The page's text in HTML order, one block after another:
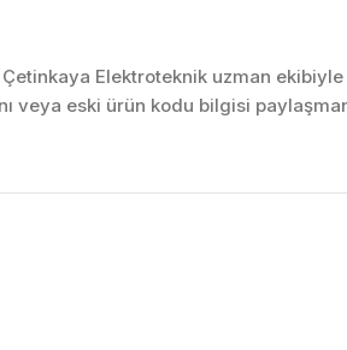
Elektroteknik uzman
veya eski ürün kodu bilgisi